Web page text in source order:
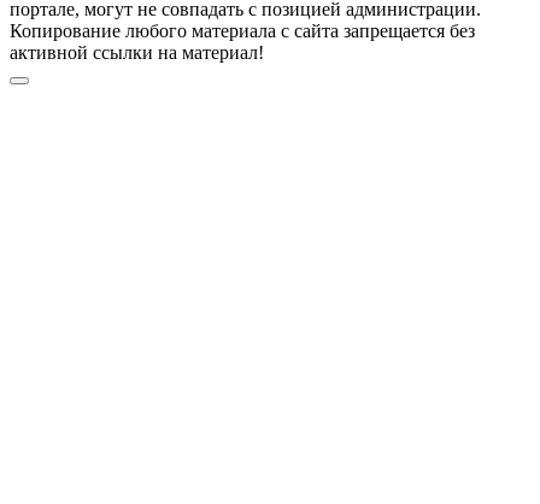
портале, могут не совпадать с позицией администрации.
Копирование любого материала с сайта запрещается без
активной ссылки на материал!